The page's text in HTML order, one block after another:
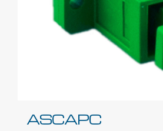
ASCAPC